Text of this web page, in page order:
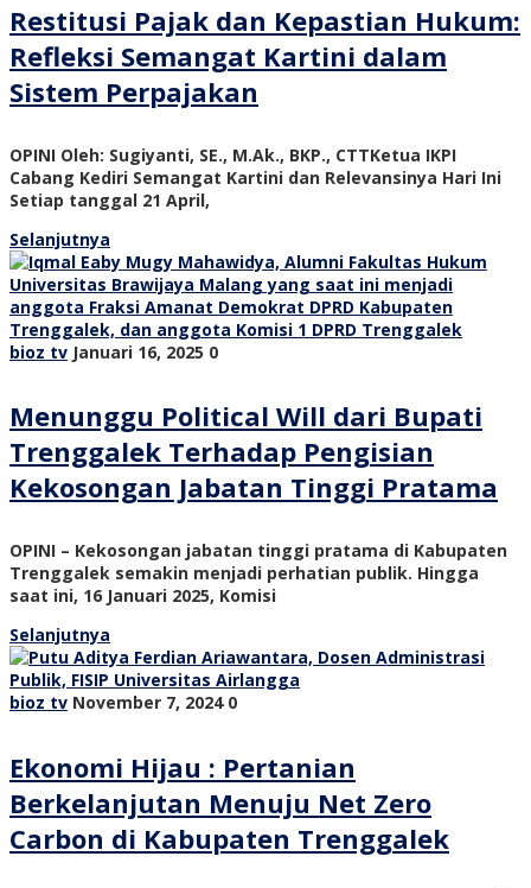
Restitusi Pajak dan Kepastian Hukum:
Refleksi Semangat Kartini dalam
Sistem Perpajakan
OPINI Oleh: Sugiyanti, SE., M.Ak., BKP., CTTKetua IKPI
Cabang Kediri Semangat Kartini dan Relevansinya Hari Ini
Setiap tanggal 21 April,
Selanjutnya
bioz tv Januari 16, 2025 0
Menunggu Political Will dari Bupati
Trenggalek Terhadap Pengisian
Kekosongan Jabatan Tinggi Pratama
OPINI – Kekosongan jabatan tinggi pratama di Kabupaten
Trenggalek semakin menjadi perhatian publik. Hingga
saat ini, 16 Januari 2025, Komisi
Selanjutnya
bioz tv November 7, 2024 0
Ekonomi Hijau : Pertanian
Berkelanjutan Menuju Net Zero
Carbon di Kabupaten Trenggalek